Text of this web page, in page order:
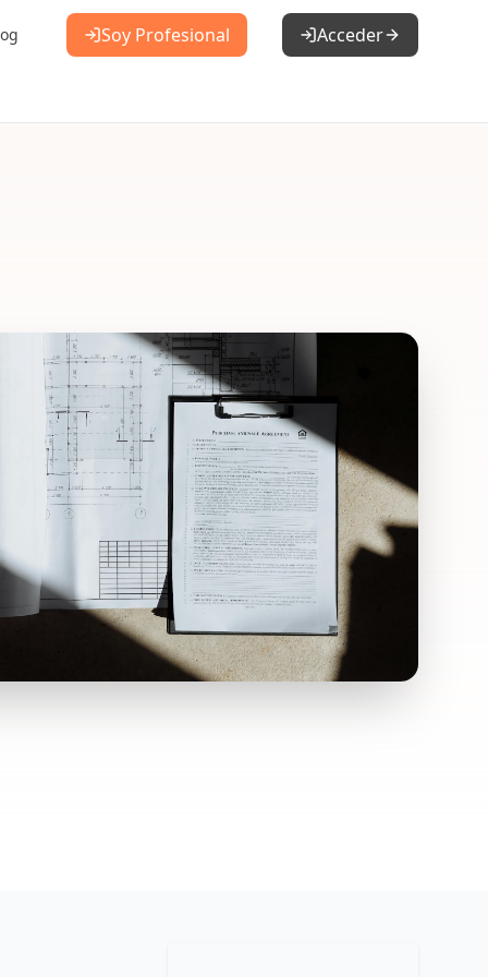
Soy Profesional Acceder